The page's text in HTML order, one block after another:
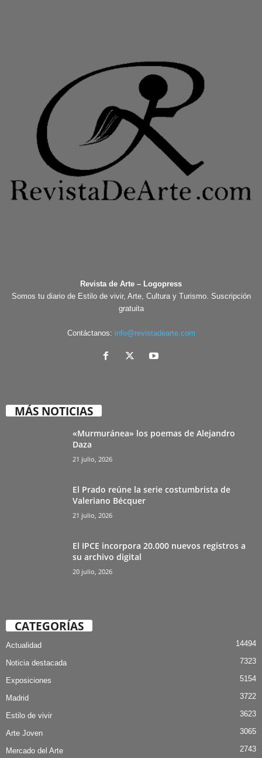
Revista de Arte – Logopress
Somos tu diario de Estilo de vivir, Arte, Cultura y Turismo. Suscripción
gratuita
Contáctanos: info@revistadearte.com
MÁS NOTICIAS
«Murmuránea» los poemas de Alejandro
Daza
21 julio, 2026
El Prado reúne la serie costumbrista de
Valeriano Bécquer
21 julio, 2026
El IPCE incorpora 20.000 nuevos registros a
su archivo digital
20 julio, 2026
CATEGORÍAS
Actualidad 14494
Noticia destacada 7323
Exposiciones 5154
Madrid 3722
Estilo de vivir 3623
Arte Joven 3065
Mercado del Arte 2743